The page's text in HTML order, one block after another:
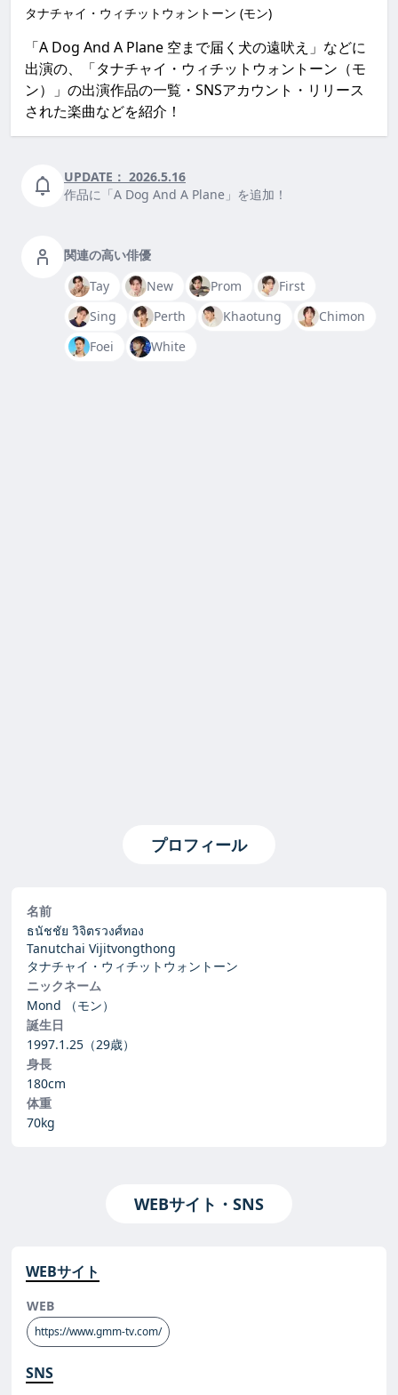
タナチャイ・ウィチットウォントーン (モン)
「A Dog And A Plane 空まで届く犬の遠吠え」などに
出演の、「タナチャイ・ウィチットウォントーン（モ
ン）」の出演作品の一覧・SNSアカウント・リリース
された楽曲などを紹介！
UPDATE： 2026.5.16
作品に「A Dog And A Plane」を追加！
関連の高い俳優
Tay
New Prom
First
Sing
Perth Khaotung
Chimon
Foei
White
プロフィール
名前
ธนัชชัย วิจิตรวงศ์ทอง
Tanutchai Vijitvongthong
タナチャイ・ウィチットウォントーン
ニックネーム
Mond
（モン）
誕生日
1997.1.25 （29歳）
身長
180cm
体重
70kg
WEBサイト・SNS
WEBサイト
WEB
https://www.gmm-tv.com/
SNS